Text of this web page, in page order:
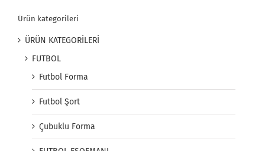
Ürün kategorileri
ÜRÜN KATEGORİLERİ
FUTBOL
Futbol Forma
Futbol Şort
Çubuklu Forma